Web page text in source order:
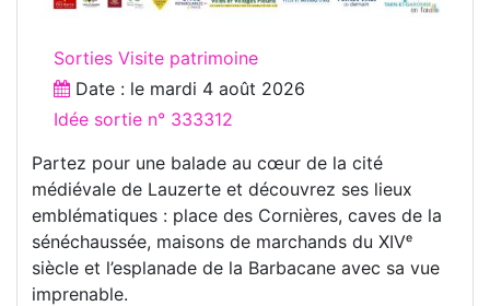
Sorties Visite patrimoine
Date : le mardi 4 août 2026
Idée sortie n° 333312
Partez pour une balade au cœur de la cité
médiévale de Lauzerte et découvrez ses lieux
emblématiques : place des Cornières, caves de la
sénéchaussée, maisons de marchands du XIVᵉ
siècle et l’esplanade de la Barbacane avec sa vue
imprenable.